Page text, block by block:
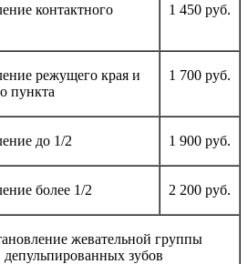
контактного
1 450 руб.
режущего края и
пункта
1 700 руб.
до 1/2 1 900 руб.
более 1/2 2 200 руб.
жевательной группы
депульпированных зубов